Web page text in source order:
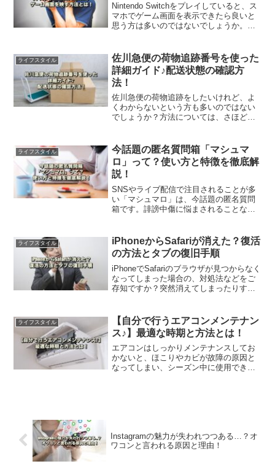
Nintendo Switchをプレイしていると、ス
マホでゲーム画面を表示できたら良いと
思う方は多いのではないでしょうか。こ
ブルシューティングなどをご紹介しま
す。
ライフスタイル
佐川急便の荷物追跡番号を使った
詳細ガイド♪配送状態の確認方
法！
佐川急便の荷物追跡をしたいけれど、よ
くわからないという方も多いのではない
でしょうか？方法については、さほど難
までの手順を解説します。是非、参考に
してください。
ライフスタイル
今話題の匿名質問箱「マシュマ
ロ」って？使い方と特徴を徹底解
説！
SNSやライブ配信で注目されることが多
い「マシュマロ」は、今話題の匿名質問
箱です。誹謗中傷に悩まされることな
説します。気になっていた方は、是非参
考にしてください。
ライフスタイル
iPhoneからSafariが消えた？復活
の方法とタブの復旧手順
iPhoneでSafariのブラウザが見つからなく
なってしまった場合の、対処法などをご
存知ですか？突然消えてしまったりする
と、タブの復旧手順について解説しま
す。
ライフスタイル
【自分で行うエアコンメンテナン
ス♪】最適な時期と方法とは！
エアコンはしっかりメンテナンスしてお
かないと、ほこりやカビが故障の原因と
なってしまい、シーズン中に使用できな
Instagramの魅力が失われつつある…？オ
ワコンと言われる原因と理由！